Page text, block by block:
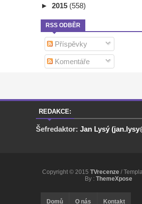
► 2015 (558)
RSS ODBĚR
Příspěvky
Komentáře
REDAKCE:
Šefredaktor: Jan Lysý
Copyright © 2015 TVrecenze /
By : ThemeXpose
Domů O nás Kontakt